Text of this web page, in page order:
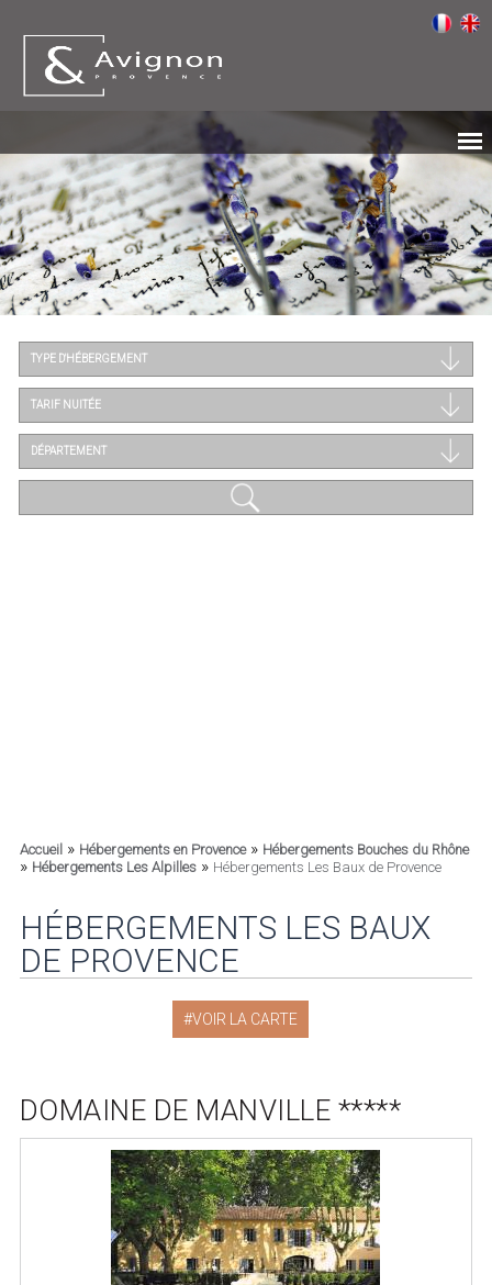
TYPE D'HÉBERGEMENT
TARIF NUITÉE
DÉPARTEMENT
Accueil» Hébergements en Provence» Hébergements Bouches du Rhône
» Hébergements Les Alpilles» Hébergements Les Baux de Provence
HÉBERGEMENTS LES BAUX
DE PROVENCE
VOIR LA CARTE
DOMAINE DE MANVILLE *****